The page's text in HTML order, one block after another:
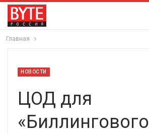
Главная
НОВОСТИ
ЦОД для
«Биллингового